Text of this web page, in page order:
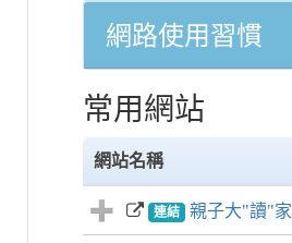
網路使用習慣
常用網站
網站名稱
連結 親子大"讀"家